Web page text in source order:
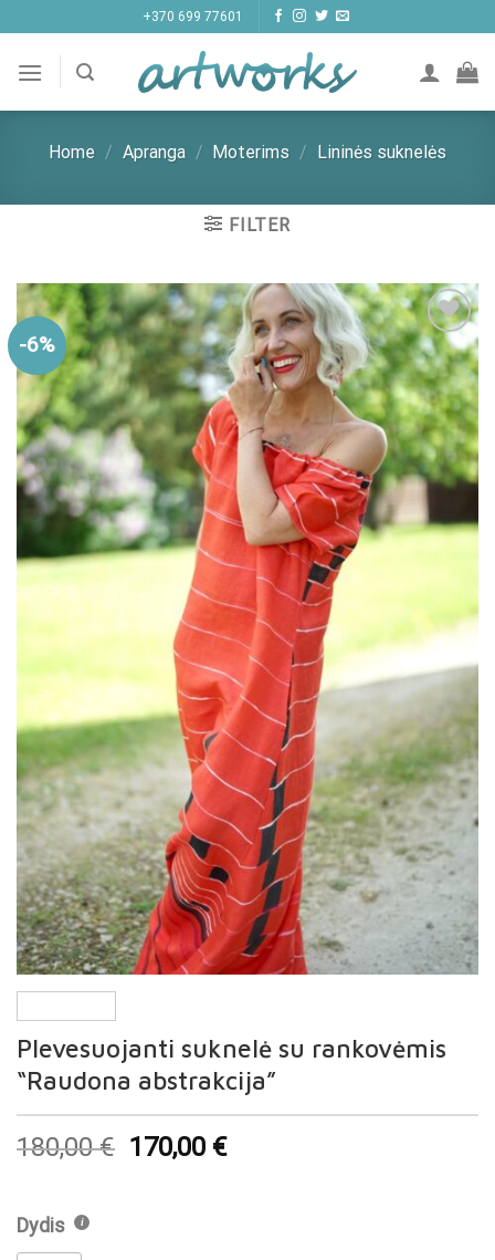
to
content
+370 699 77601
Home / Apranga / Moterims / Lininės suknelės
FILTER
-6%
Plevesuojanti suknelė su rankovėmis
“Raudona abstrakcija”
180,00€ 170,00 €
Dydis